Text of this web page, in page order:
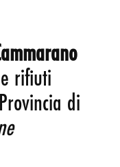
rifiuti
di